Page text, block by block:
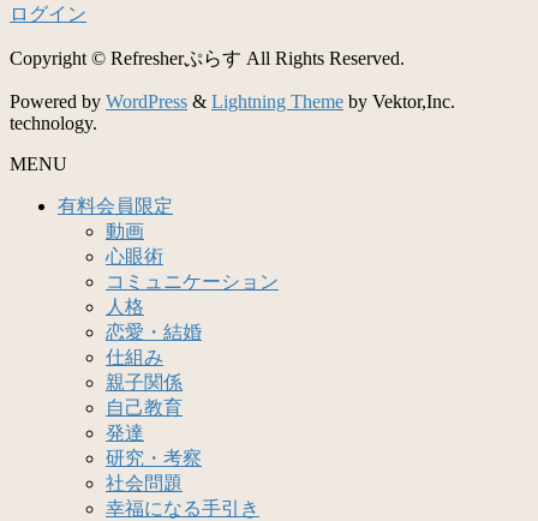
ログイン
Copyright © Refresherぷらす All Rights Reserved.
Powered by WordPress & Lightning Theme by Vektor,Inc.
technology.
MENU
有料会員限定
動画
心眼術
コミュニケーション
人格
恋愛・結婚
仕組み
親子関係
自己教育
発達
研究・考察
社会問題
幸福になる手引き